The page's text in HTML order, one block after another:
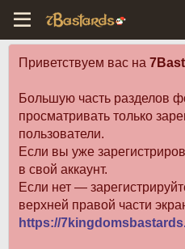
Приветствуем вас на
Большую часть разделов
просматривать только
пользователи.
Если вы уже
в свой аккаунт.
Если нет —
верхней правой части
https://